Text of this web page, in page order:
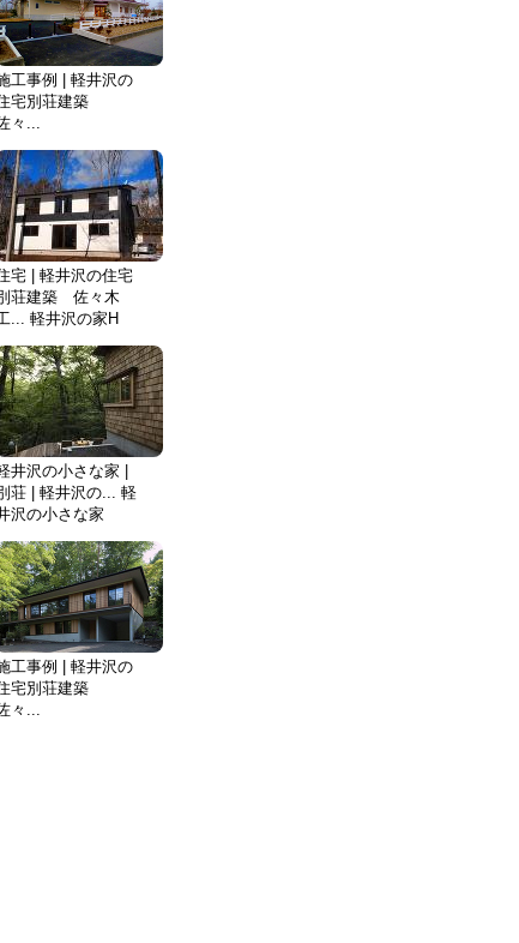
工事例 | 軽井沢の
宅別荘建築
々...
宅 | 軽井沢の住宅
荘建築 佐々木
... 軽井沢の家H
井沢の小さな家 |
荘 | 軽井沢の... 軽
沢の小さな家
工事例 | 軽井沢の
宅別荘建築
々...